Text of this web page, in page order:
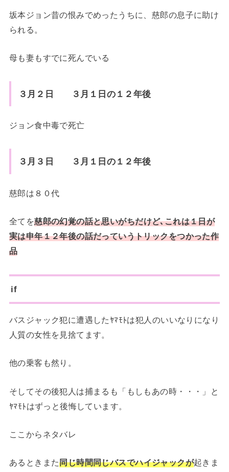
坂本ジョン昔の恨みでめったうちに、慈郎の息子に助け
られる。
母も妻もすでに死んでいる
３月２日 ３月１日の１２年後
ジョン食中毒で死亡
３月３日 ３月１日の１２年後
慈郎は８０代
全てを慈郎の幻覚の話と思いがちだけど､これは１日が
実は申年１２年後の話だっていうトリックをつかった作
品
if
バスジャック犯に遭遇したﾔﾏﾓﾄは犯人のいいなりになり
人質の女性を見捨てます。
他の乗客も然り。
そしてその後犯人は捕まるも「もしもあの時・・・」と
ﾔﾏﾓﾄはずっと後悔しています。
ここからネタバレ
あるときまた同じ時間同じバスでハイジャックが起きま